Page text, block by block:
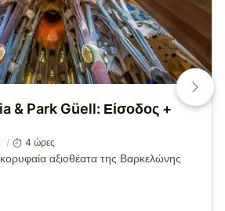
& Park Güell: Είσοδος +
4 ώρες
αξιοθέατα της Βαρκελώνης